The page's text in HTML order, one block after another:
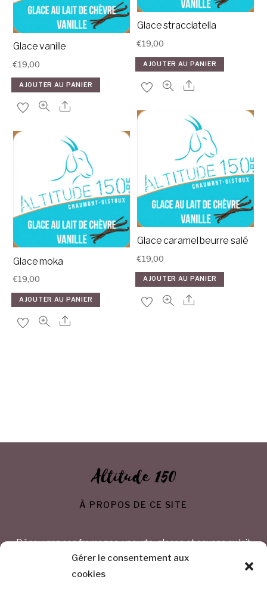
Gérer le consentement aux
cookies
Glace caramel beurre salé
€19,00
AJOUTER AU PANIER
Glace moka
€19,00
AJOUTER AU PANIER
Glace stracciatella
€19,00
AJOUTER AU PANIER
Glace vanille
€19,00
AJOUTER AU PANIER
Altitude 150
À PROPOS DE CE SITE
Découvrez nos fromages, yaourts, glaces et savons au lait
de chèvre